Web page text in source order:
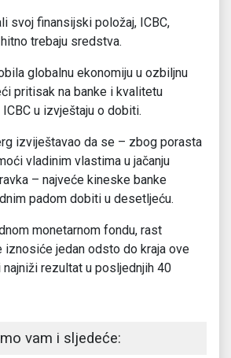
svoj finansijski položaj, ICBC,
trebaju sredstva.
globalnu ekonomiju u ozbiljnu
pritisak na banke i kvalitetu
u izvještaju o dobiti.
izviještavao da se – zbog porasta
vladinim vlastima u jačanju
– najveće kineske banke
padom dobiti u desetljeću.
monetarnom fondu, rast
iznosiće jedan odsto do kraja ove
rezultat u posljednjih 40
vam i sljedeće: